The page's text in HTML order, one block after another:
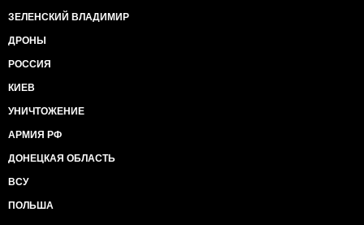
ЗЕЛЕНСКИЙ ВЛАДИМИР
ДРОНЫ
РОССИЯ
КИЕВ
УНИЧТОЖЕНИЕ
АРМИЯ РФ
ДОНЕЦКАЯ ОБЛАСТЬ
ВСУ
ПОЛЬША